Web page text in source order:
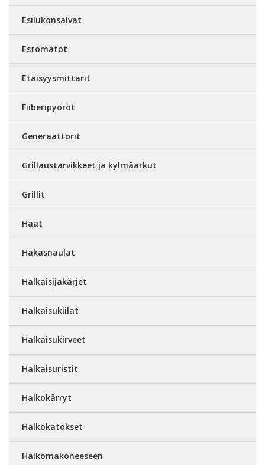
Esilukonsalvat
Estomatot
Etäisyysmittarit
Fiiberipyöröt
Generaattorit
Grillaustarvikkeet ja kylmäarkut
Grillit
Haat
Hakasnaulat
Halkaisijakärjet
Halkaisukiilat
Halkaisukirveet
Halkaisuristit
Halkokärryt
Halkokatokset
Halkomakoneeseen